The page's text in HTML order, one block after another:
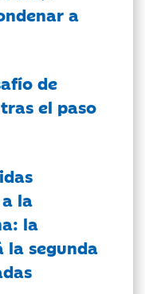
a
de
el paso
la
la
la segunda